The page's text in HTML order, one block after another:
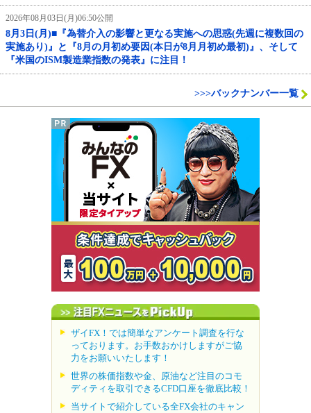
2026年08月03日(月)06:50公開
8月3日(月)■『為替介入の影響と更なる実施への思惑(先週に複数回の
実施あり)』と『8月の月初め要因(本日が8月月初め最初)』、そして
『米国のISM製造業指数の発表』に注目！
>>>バックナンバー一覧
ザイFX！では簡単なアンケート調査を行な
っております。お手数おかけしますがご協
力をお願いいたします！
世界の株価指数や金、原油など注目のコモ
ディティを取引できるCFD口座を徹底比較！
当サイトで紹介している全FX会社のキャン